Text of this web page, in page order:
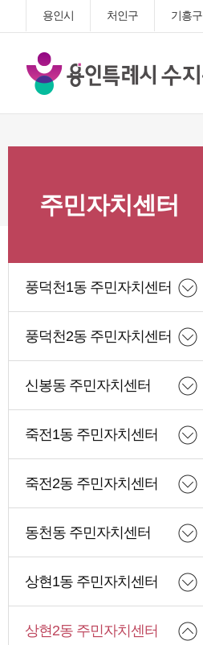
용인시 처인구 기흥구
용
인
특
시
구주민자치센터
풍덕천1동 주민자치센터
풍덕천2동 주민자치센터
신봉동 주민자치센터
죽전1동 주민자치센터
죽전2동 주민자치센터
동천동 주민자치센터
상현1동 주민자치센터
상현2동 주민자치센터